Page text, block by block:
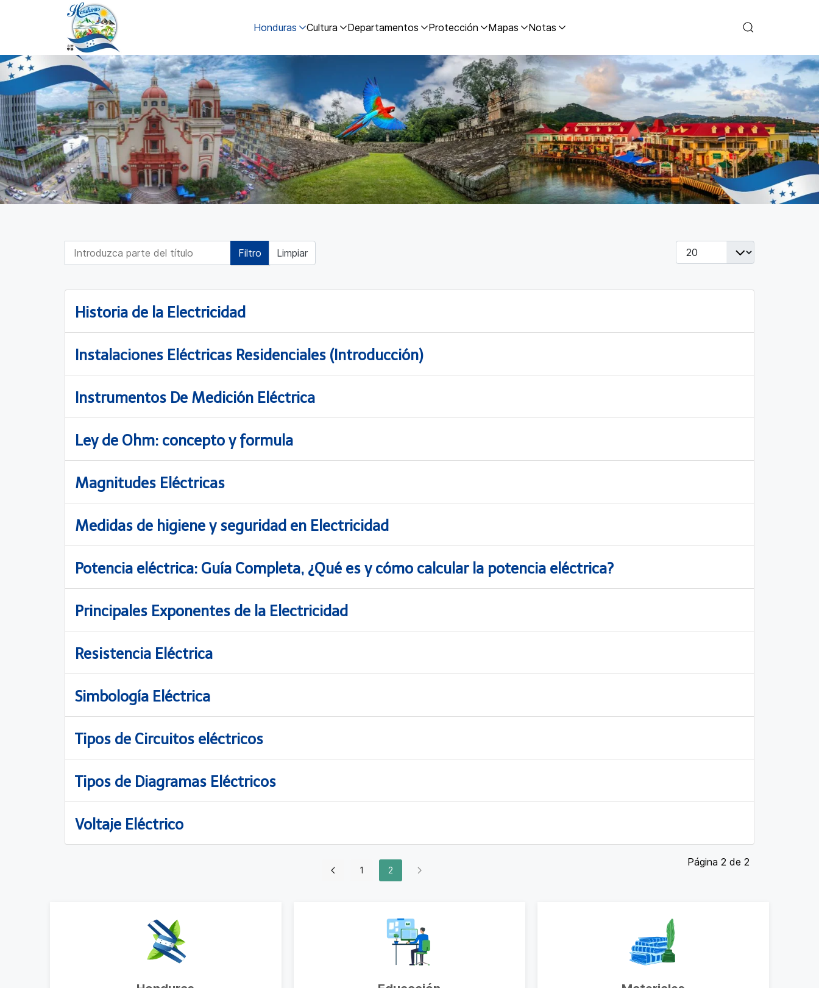
Honduras Cultura Departamentos Protección Mapas Notas
Introduzca parte del título Filtro Limpiar Cantidad
Historia de la Electricidad
Instalaciones Eléctricas Residenciales (Introducción)
Instrumentos De Medición Eléctrica
Ley de Ohm: concepto y formula
Magnitudes Eléctricas
Medidas de higiene y seguridad en Electricidad
Potencia eléctrica: Guía Completa, ¿Qué es y cómo calcular la potencia eléctrica?
Principales Exponentes de la Electricidad
Resistencia Eléctrica
Simbología Eléctrica
Tipos de Circuitos eléctricos
Tipos de Diagramas Eléctricos
Voltaje Eléctrico
Página 2 de 2
1 2